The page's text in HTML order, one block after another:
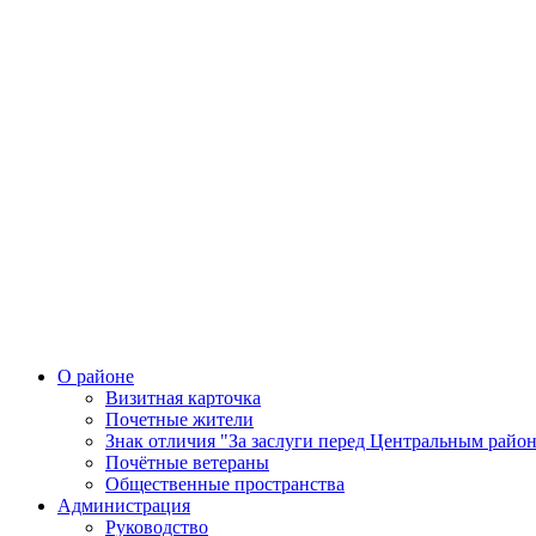
О районе
Визитная карточка
Почетные жители
Знак отличия "За заслуги перед Центральным
Почётные ветераны
Общественные пространства
Администрация
Руководство